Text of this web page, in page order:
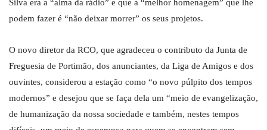
Silva era a “alma da rádio” e que a “melhor homenagem” que lhe
podem fazer é “não deixar morrer” os seus projetos.
O novo diretor da RCO, que agradeceu o contributo da Junta de
Freguesia de Portimão, dos anunciantes, da Liga de Amigos e dos
ouvintes, considerou a estação como “o novo púlpito dos tempos
modernos” e desejou que se faça dela um “meio de evangelização,
de humanização da nossa sociedade e também, nestes tempos